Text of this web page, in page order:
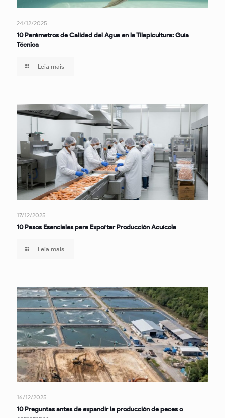
24/12/2025
10 Parámetros de Calidad del Agua en la Tilapicultura: Guía
Técnica
Leia mais
17/12/2025
10 Pasos Esenciales para Exportar Producción Acuícola
Leia mais
16/12/2025
10 Preguntas antes de expandir la producción de peces o